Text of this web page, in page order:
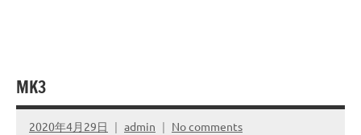
MK3
2020年4月29日 admin No comments